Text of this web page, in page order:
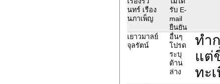
นทร์ เรือง
นภาเพ็ญ
รับ E-
mail
ยืนยัน
เยาวมาลย์
จุลรัตน์
อื่นๆ
โปรด
ระบุ
ด้าน
ล่าง
ทำ
แต่
ทะ